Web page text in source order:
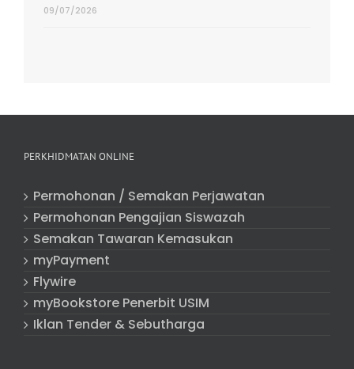
09/07/2026
PERKHIDMATAN ONLINE
Permohonan / Semakan Perjawatan
Permohonan Pengajian Siswazah
Semakan Tawaran Kemasukan
myPayment
Flywire
myBookstore Penerbit USIM
Iklan Tender & Sebutharga